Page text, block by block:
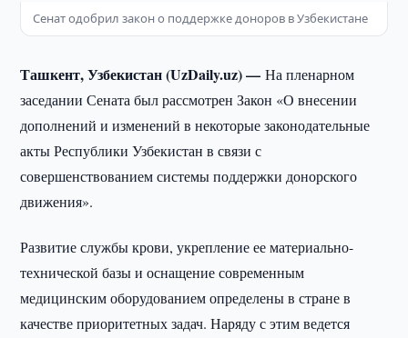
Сенат одобрил закон о поддержке доноров в Узбекистане
Ташкент, Узбекистан (UzDaily.uz) —На пленарном
заседании Сената был рассмотрен Закон «О внесении
дополнений и изменений в некоторые законодательные
акты Республики Узбекистан в связи с
совершенствованием системы поддержки донорского
движения».
Развитие службы крови, укрепление ее материально-
технической базы и оснащение современным
медицинским оборудованием определены в стране в
качестве приоритетных задач. Наряду с этим ведется